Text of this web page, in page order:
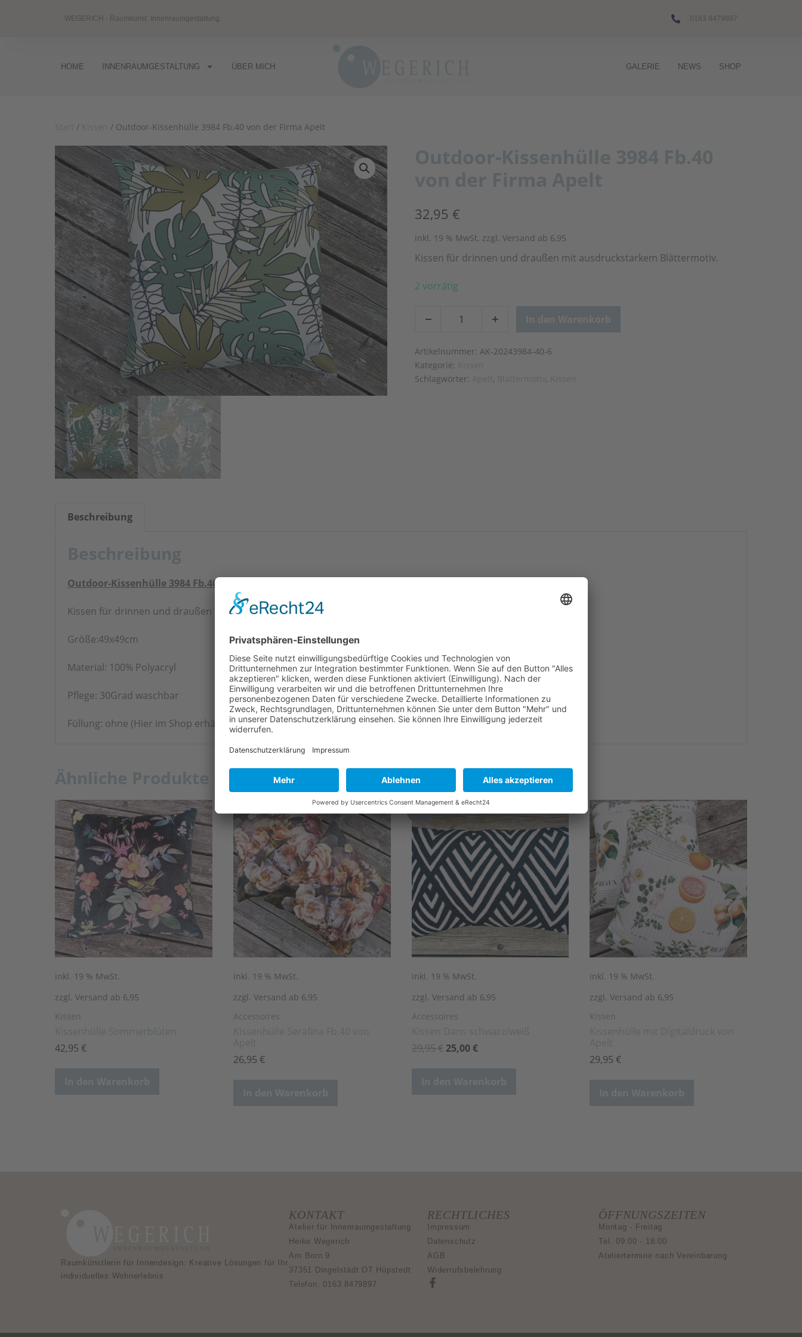
WEGERICH - Raumkunst. Innenraumgestaltung. 0163 8479897
HOME INNENRAUMGESTALTUNG ÜBER MICH GALERIE NEWS SHOP
/ / Outdoor-Kissenhülle 3984 Fb.40 von der Firma Apelt
32,95 €
inkl. 19 % MwSt. zzgl. Versand ab 6,95
Kissen für drinnen und draußen mit ausdruckstarkem Blättermotiv.
2 vorrätig
Artikelnummer:AK-20243984-40-6
Kategorie:
Schlagwörter:
, ,
Beschreibung
Outdoor-Kissenhülle 3984 Fb.40
Kissen für drinnen und draußen mit ausdruckstarkem Blättermotiv.
Größe:49x49cm
Material: 100% Polyacryl
Pflege: 30Grad waschbar
Füllung: ohne (Hier im Shop erhältlich)
inkl. 19 % MwSt.
zzgl. Versand ab 6,95
Kissen
42,95 €
inkl. 19 % MwSt.
zzgl. Versand ab 6,95
Accessoires
26,95 €
Angeb
ot!
inkl. 19 % MwSt.
zzgl. Versand ab 6,95
Accessoires
29,95€ 25,00€
inkl. 19 % MwSt.
zzgl. Versand ab 6,95
Kissen
29,95€
Raumkünstlerin für Innendesign: Kreative Lösungen für Ihr
individuelles Wohnerlebnis
KONTAKT
Atelier für Innenraumgestaltung
Heike Wegerich
Am Born 9
37351 Dingelstädt OT Hüpstedt
Telefon: 0163 8479897
RECHTLICHES
Impressum
Datenschutz
AGB
Widerrufsbelehrung
ÖFFNUNGSZEITEN
Montag - Freitag
Tel. 09:00 - 18:00
Ateliertermine nach Vereinbarung